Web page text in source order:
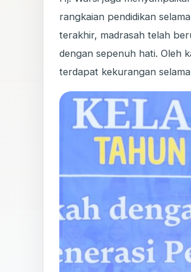
rangkaian pendidikan
terakhir, madrasah telah
dengan sepenuh hati. Oleh
terdapat kekurangan